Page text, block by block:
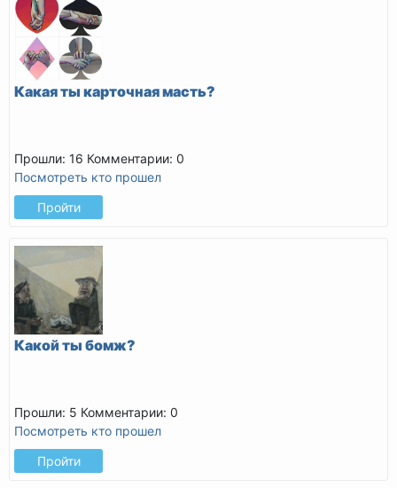
Какая ты карточная масть?
Прошли: 16 Комментарии: 0
Посмотреть кто прошел
Пройти
Какой ты бомж?
Прошли: 5 Комментарии: 0
Посмотреть кто прошел
Пройти